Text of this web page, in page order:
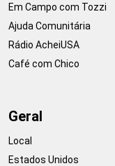
Em Campo com Tozzi
Ajuda Comunitária
Rádio AcheiUSA
Café com Chico
Geral
Local
Estados Unidos